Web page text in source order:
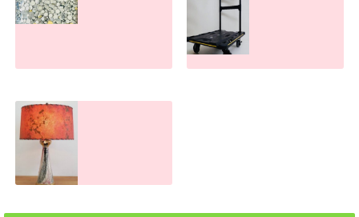
があっても売れま
す！
とめて買取しま
す。大量でもお任
せください
2026.07.22